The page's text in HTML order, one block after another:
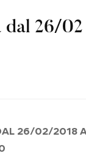
dal 26/
26/02/2018